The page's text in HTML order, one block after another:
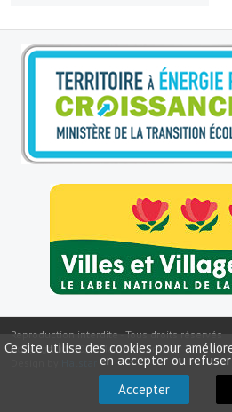
Les foulées Fressinoises
Fêtes et manifestations
Liste et coordonnées des
TOURISME, PATRIMOINE
Fressin, ville d'histoire
L'église
Les panneaux du patrimoine
Georges Bernanos
Reproduction interdite - Tous droits réservés
Copyright ©2026 Mairie de Fressin
Ce site utilise des cookies pour
en accepter ou
Accepter